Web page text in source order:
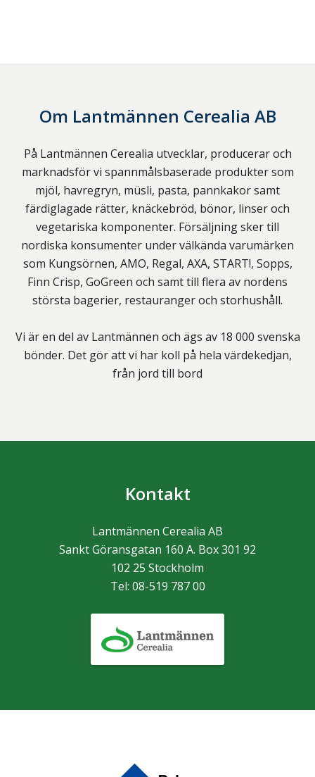
Om Lantmännen Cerealia AB
På Lantmännen Cerealia utvecklar, producerar och
marknadsför vi spannmålsbaserade produkter som
mjöl, havregryn, müsli, pasta, pannkakor samt
färdiglagade rätter, knäckebröd, bönor, linser och
vegetariska komponenter. Försäljning sker till
nordiska konsumenter under välkända varumärken
som Kungsörnen, AMO, Regal, AXA, START!, Sopps,
Finn Crisp, GoGreen och samt till flera av nordens
största bagerier, restauranger och storhushåll.
Vi är en del av Lantmännen och ägs av 18 000 svenska
bönder. Det gör att vi har koll på hela värdekedjan,
från jord till bord
Kontakt
Lantmännen Cerealia AB
Sankt Göransgatan 160 A. Box 301 92
102 25 Stockholm
Tel: 08-519 787 00